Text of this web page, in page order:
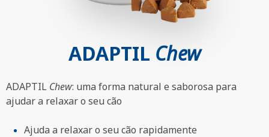
ADAPTIL Chew
ADAPTIL Chew: uma forma natural e saborosa para
ajudar a relaxar o seu cão
Ajuda a relaxar o seu cão rapidamente